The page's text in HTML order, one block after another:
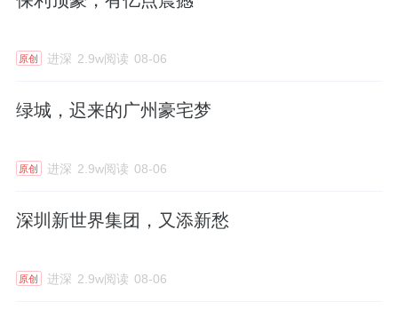
原创 进深 2.9w阅读 08-06
绿城，迟来的广州豪宅梦
原创 进深 2.9w阅读 08-06
深圳新世界集团，又添新愁
原创 进深 2.9w阅读 08-06